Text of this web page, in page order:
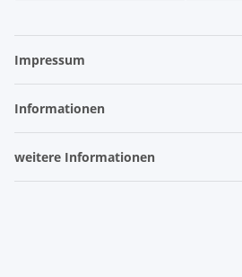
Impressum
Informationen
weitere Informationen